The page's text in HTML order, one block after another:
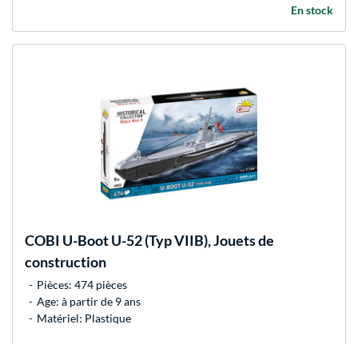
En stock
COBI U-Boot U-52 (Typ VIIB), Jouets de
construction
Pièces: 474 pièces
Age: à partir de 9 ans
Matériel: Plastique